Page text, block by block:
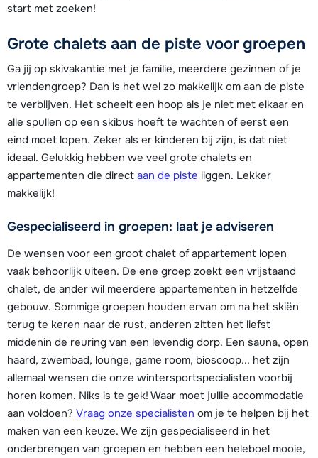
start met zoeken!
Grote chalets aan de piste voor groepen
Ga jij op skivakantie met je familie, meerdere gezinnen of je
vriendengroep? Dan is het wel zo makkelijk om aan de piste
te verblijven. Het scheelt een hoop als je niet met elkaar en
alle spullen op een skibus hoeft te wachten of eerst een
eind moet lopen. Zeker als er kinderen bij zijn, is dat niet
ideaal. Gelukkig hebben we veel grote chalets en
appartementen die direct aan de piste liggen. Lekker
makkelijk!
Gespecialiseerd in groepen: laat je adviseren
De wensen voor een groot chalet of appartement lopen
vaak behoorlijk uiteen. De ene groep zoekt een vrijstaand
chalet, de ander wil meerdere appartementen in hetzelfde
gebouw. Sommige groepen houden ervan om na het skiën
terug te keren naar de rust, anderen zitten het liefst
middenin de reuring van een levendig dorp. Een sauna, open
haard, zwembad, lounge, game room, bioscoop... het zijn
allemaal wensen die onze wintersportspecialisten voorbij
horen komen. Niks is te gek! Waar moet jullie accommodatie
aan voldoen? Vraag onze specialisten om je te helpen bij het
maken van een keuze. We zijn gespecialiseerd in het
onderbrengen van groepen en hebben een heleboel mooie,